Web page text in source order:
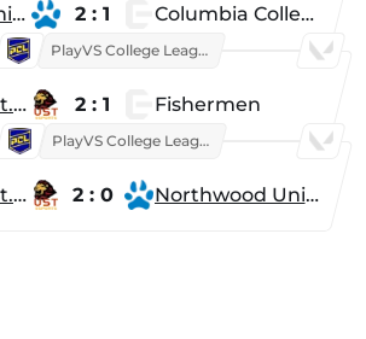
Northwood University 2 : 1 Columbia College
PlayVS College League 2025: Fall
University of St. Thomas 2 : 1 Fishermen
PlayVS College League 2025: Fall
University of St. Thomas 2 : 0 Northwood University